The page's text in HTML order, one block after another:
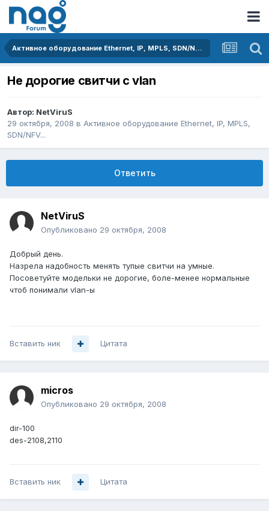
Активное оборудование Ethernet, IP, MPLS, SDN/NFV...
Не дорогие свитчи с vlan
Автор: NetViruS
29 октября, 2008 в Активное оборудование Ethernet, IP, MPLS,
SDN/NFV...
Ответить
NetViruS
Опубликовано 29 октября, 2008
Добрый день.
Назрела надобность менять тупые свитчи на умные.
Посоветуйте модельки не дорогие, боле-менее нормальные
чтоб понимали vlan-ы
Вставить ник Цитата
micros
Опубликовано 29 октября, 2008
dir-100
des-2108,2110
Вставить ник Цитата